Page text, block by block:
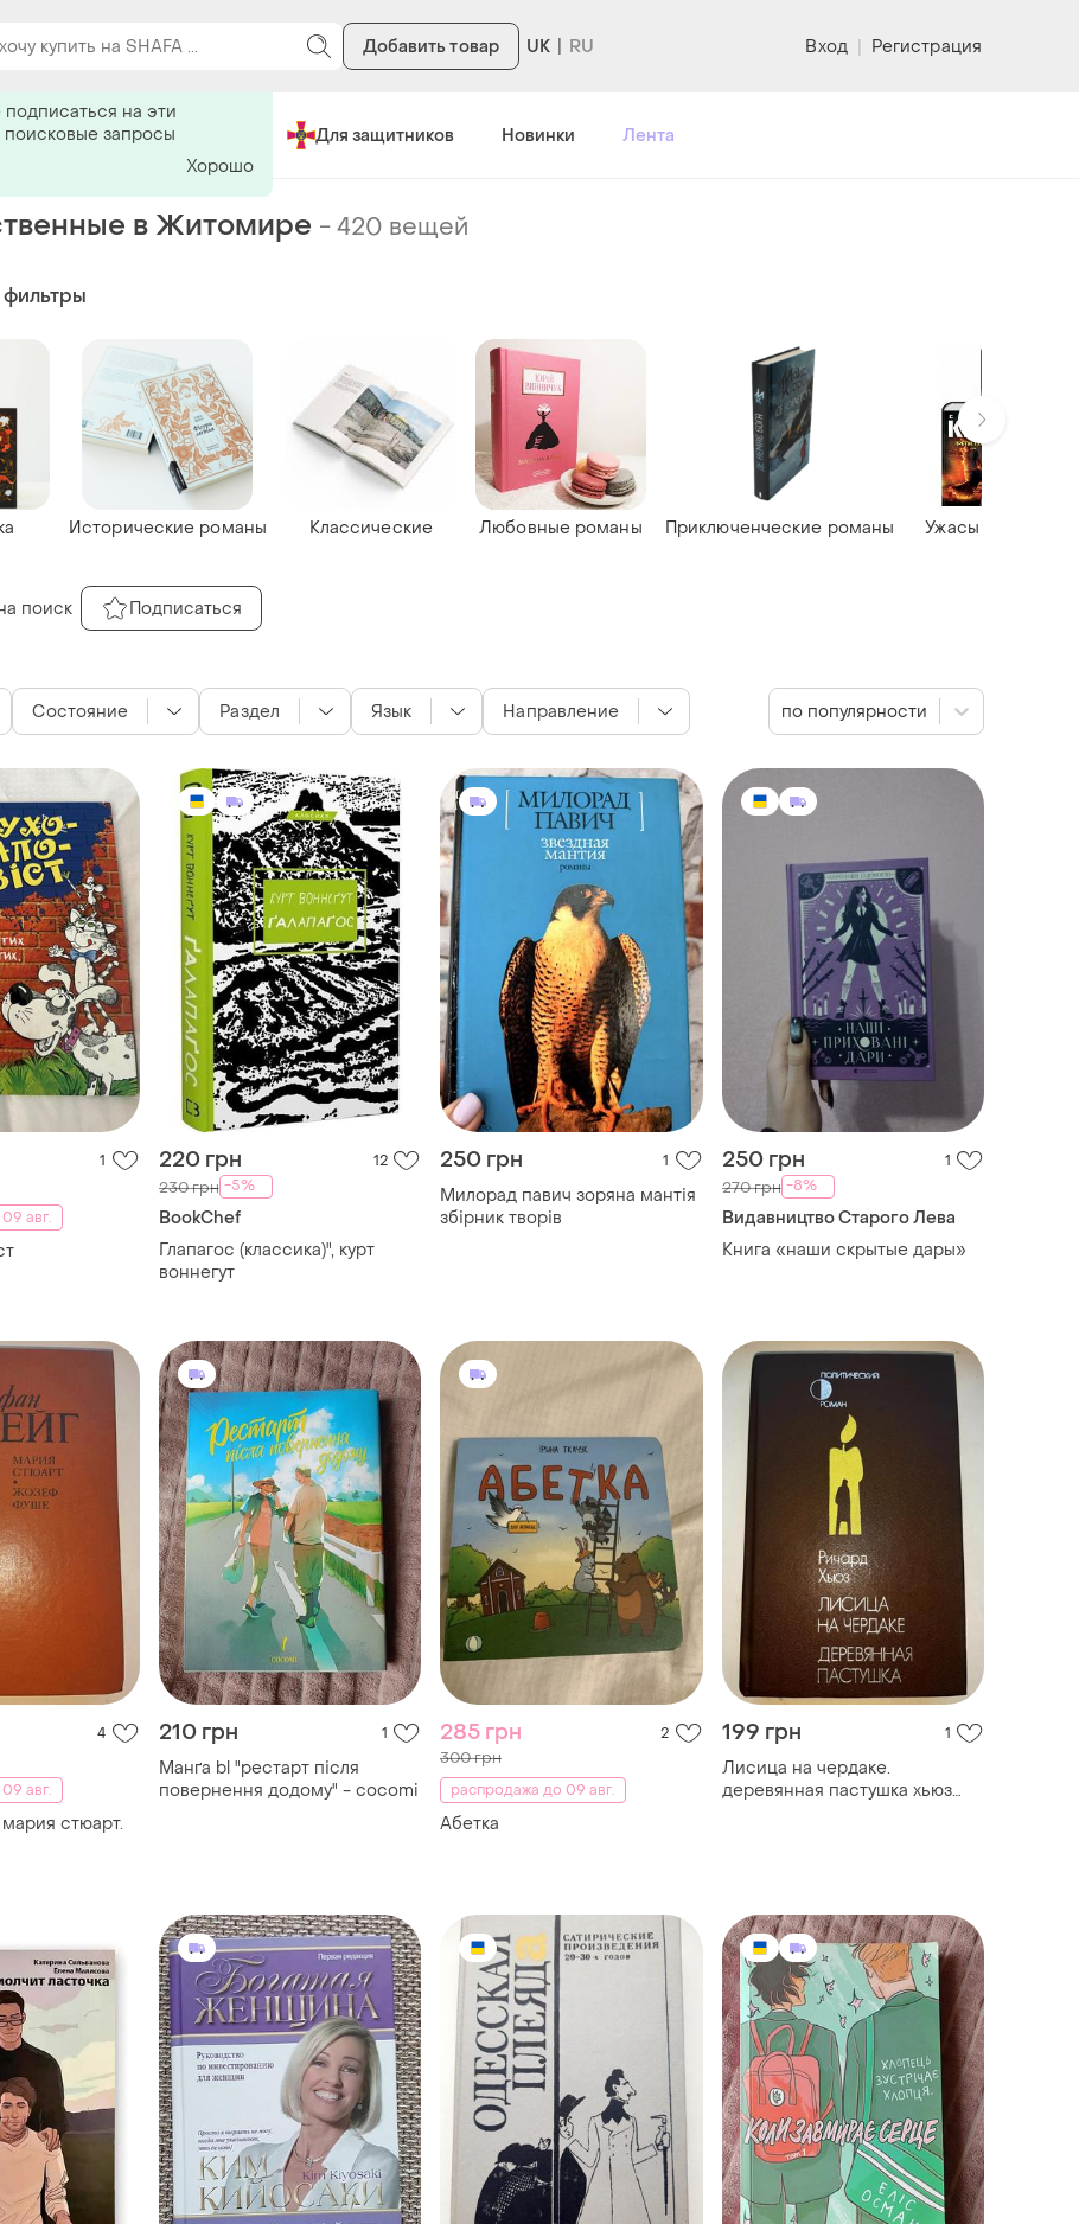
Добавить товар UK Вход | Регистрация
Сделано в Украине Для защитников Новинки Лента
в Житомире -420 вещей
1
авг.
220 грн 12
230 грн -5%
BookChef
Глапагос (классика)", курт
воннегут
250 грн 1
Милорад павич зоряна мантія
збірник творів
250 грн 1
270 грн -8%
Видавництво Старого Лева
Книга «наши скрытые дары»
4
авг.
стюарт.
210 грн 1
Манґа bl "рестарт після
повернення додому" - cocomi
285 грн 2
300 грн
распродажа до 09 авг.
Абетка
199 грн 1
Лисица на чердаке.
деревянная пастушка хьюз
Исторические романы Классические Любовные романы Приключенческие романы Ужасы и мистика
поиск Подписаться
Состояние Раздел Язык Направление по популярности